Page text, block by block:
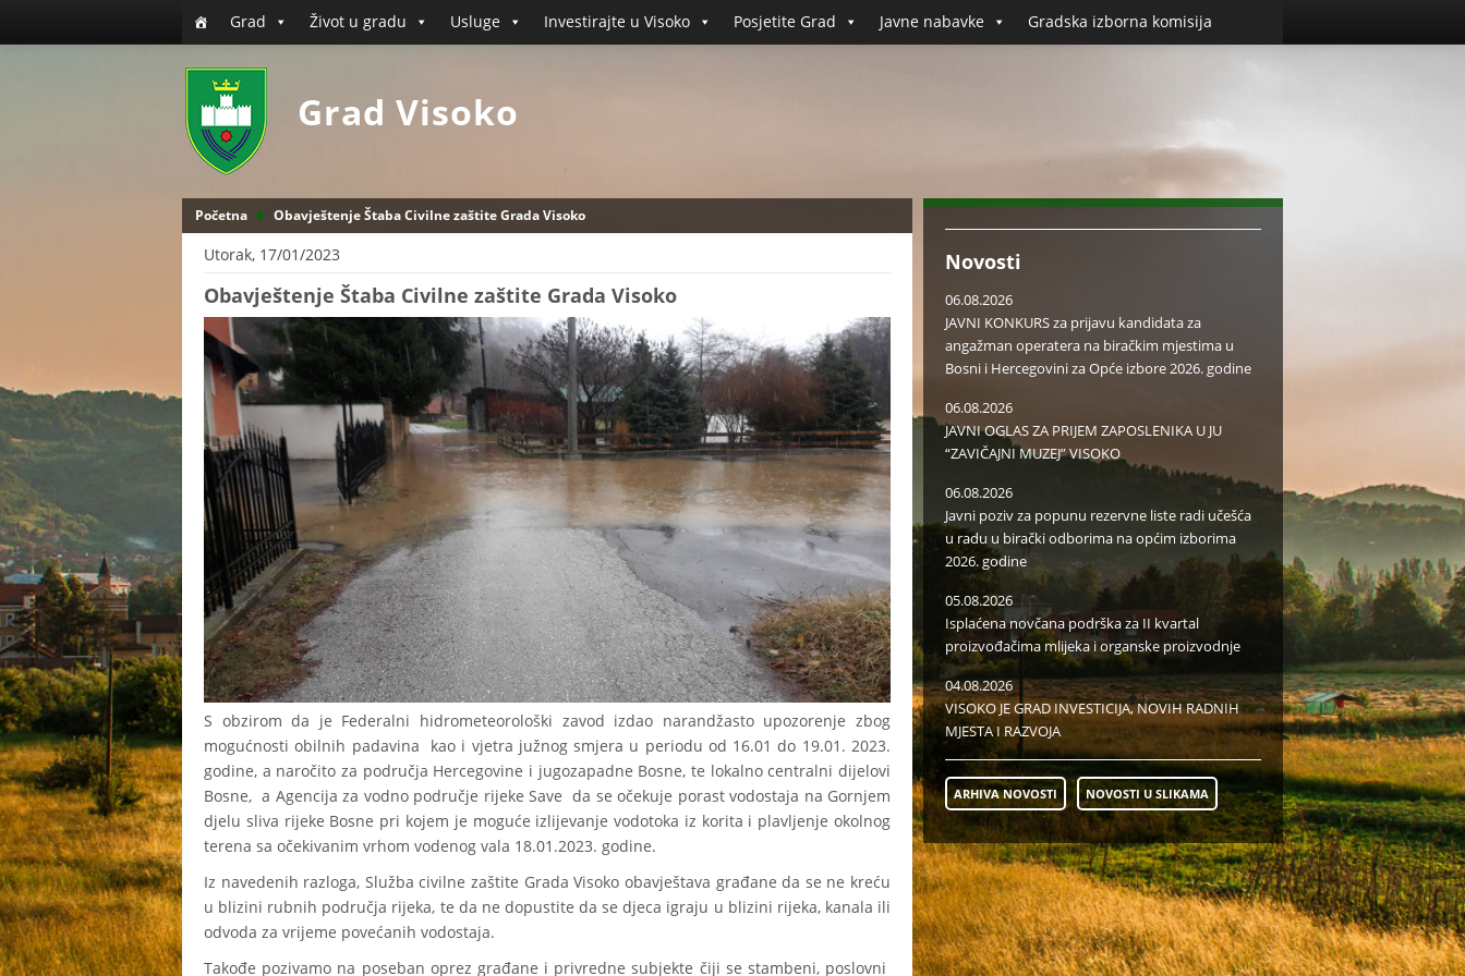
Grad Život u gradu Usluge Investirajte u Visoko Posjetite Grad Javne nabavke Gradska izborna komisija
Grad Visoko
Početna Obavještenje Štaba Civilne zaštite Grada Visoko
Utorak, 17/01/2023
Obavještenje Štaba Civilne zaštite Grada Visoko
S obzirom da je Federalni hidrometeorološki zavod izdao narandžasto upozorenje zbog
mogućnosti obilnih padavina kao i vjetra južnog smjera u periodu od 16.01 do 19.01. 2023.
godine, a naročito za područja Hercegovine i jugozapadne Bosne, te lokalno centralni dijelovi
Bosne, a Agencija za vodno područje rijeke Save da se očekuje porast vodostaja na Gornjem
djelu sliva rijeke Bosne pri kojem je moguće izlijevanje vodotoka iz korita i plavljenje okolnog
terena sa očekivanim vrhom vodenog vala 18.01.2023. godine.
Iz navedenih razloga, Služba civilne zaštite Grada Visoko obavještava građane da se ne kreću
u blizini rubnih područja rijeka, te da ne dopustite da se djeca igraju u blizini rijeka, kanala ili
odvoda za vrijeme povećanih vodostaja.
Takođe pozivamo na poseban oprez građane i privredne subjekte čiji se stambeni, poslovni
Novosti
06.08.2026
JAVNI KONKURS za prijavu kandidata za
angažman operatera na biračkim mjestima u
Bosni i Hercegovini za Opće izbore 2026. godine
06.08.2026
JAVNI OGLAS ZA PRIJEM ZAPOSLENIKA U JU
“ZAVIČAJNI MUZEJ” VISOKO
06.08.2026
Javni poziv za popunu rezervne liste radi učešća
u radu u birački odborima na općim izborima
2026. godine
05.08.2026
Isplaćena novčana podrška za II kvartal
proizvođačima mlijeka i organske proizvodnje
04.08.2026
VISOKO JE GRAD INVESTICIJA, NOVIH RADNIH
MJESTA I RAZVOJA
ARHIVA NOVOSTI NOVOSTI U SLIKAMA